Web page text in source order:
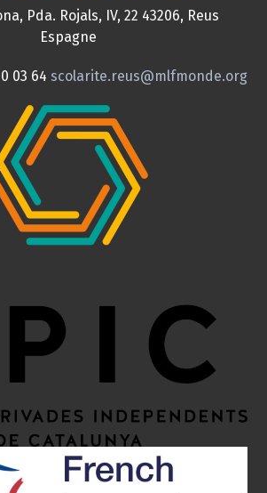
Pda. Rojals, IV, 22 43206, Reus
Espagne
03 64 scolarite.reus@mlfmonde.org